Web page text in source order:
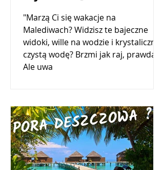
"Marzą Ci się wakacje na
Malediwach? Widzisz te bajeczne
widoki, wille na wodzie i krystalicznie
czystą wodę? Brzmi jak raj, prawda?
Ale uwa